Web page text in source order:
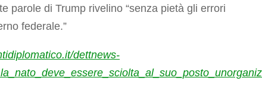
parole di Trump rivelino “senza pietà gli errori
federale.”
dettnews-